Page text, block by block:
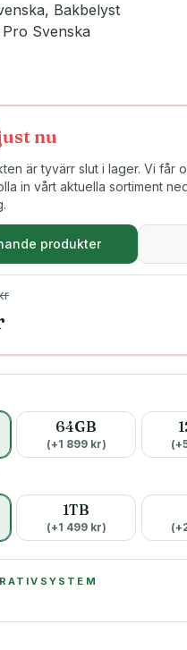
Bakbelyst
Pro Svenska
nu
är tyvärr slut i lager. Vi får
in vårt aktuella sortiment
produkter
64GB
(+1 899kr) (+
1TB
(+1 499kr) (+